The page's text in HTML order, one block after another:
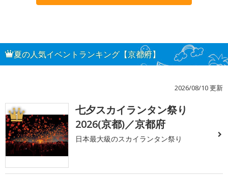
夏の人気イベントランキング【京都府】
2026/08/10 更新
1
七夕スカイランタン祭り
2026(京都)／京都府
日本最大級のスカイランタン祭り